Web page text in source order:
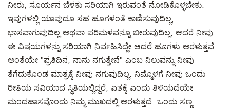
ನೀರು, ಸೂರ್ಯನ ಬೆಳಕು ಸರಿಯಾಗಿ ಇರುವಂತೆ ನೋಡಿಕೊಳ್ಳಬೇಕು.
ಇವುಗಳಲ್ಲಿ ಯಾವುದೂ ಸಹ ಹೂಗಳಂತೆ ಕಾಣಿಸುವುದಿಲ್ಲ,
ಭಾಸವಾಗುವುದಿಲ್ಲ ಅಥವಾ ಪರಿಮಳವನ್ನೂ ಬೀರುವುದಿಲ್ಲ, ಆದರೆ ನೀವು
ಈ ವಿಷಯಗಳನ್ನು ಸರಿಯಾಗಿ ನಿರ್ವಹಿಸಿದ್ದೇ ಆದರೆ ಹೂಗಳು ಅರಳುತ್ತವೆ.
ಅಂತೆಯೇ "ಪ್ರತಿದಿನ, ನಾನು ನಗುತ್ತೇನೆ" ಎಂಬ ನಿಲುವನ್ನು ನೀವು
ತೆಗೆದುಕೊಂಡ ಮಾತ್ರಕ್ಕೆ ನೀವು ನಗುವುದಿಲ್ಲ. ನಿಮ್ಮೊಳಗೆ ನೀವು ಒಂದು
ರೀತಿಯ ಸವಿಯಾದ ಸ್ಥಿತಿಯಲ್ಲಿದ್ದರೆ, ಏತಕ್ಕೆ ಎಂದು ತಿಳಿಯದೆಯೇ
ಮಂದಹಾಸವೊಂದು ನಿಮ್ಮ ಮುಖದಲ್ಲಿ ಅರಳುತ್ತದೆ. ಒಂದು ಸಣ್ಣ